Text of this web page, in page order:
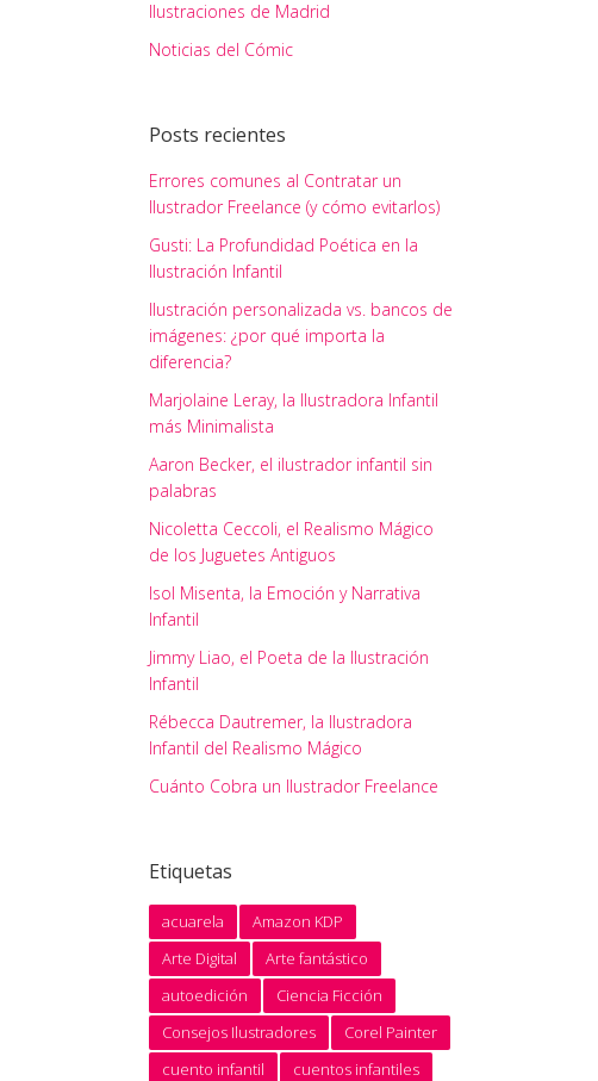
Ilustraciones de Madrid
Noticias del Cómic
Posts recientes
Errores comunes al Contratar un
Ilustrador Freelance (y cómo evitarlos)
Gusti: La Profundidad Poética en la
Ilustración Infantil
Ilustración personalizada vs. bancos de
imágenes: ¿por qué importa la
diferencia?
Marjolaine Leray, la Ilustradora Infantil
más Minimalista
Aaron Becker, el ilustrador infantil sin
palabras
Nicoletta Ceccoli, el Realismo Mágico
de los Juguetes Antiguos
Isol Misenta, la Emoción y Narrativa
Infantil
Jimmy Liao, el Poeta de la Ilustración
Infantil
Rébecca Dautremer, la Ilustradora
Infantil del Realismo Mágico
Cuánto Cobra un Ilustrador Freelance
Etiquetas
acuarela
Amazon KDP
Arte Digital
Arte fantástico
autoedición
Ciencia Ficción
Consejos Ilustradores
Corel Painter
cuento infantil
cuentos infantiles